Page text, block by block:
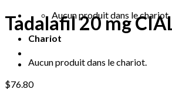
Aucun produit dans le chariot.
Chariot
Aucun produit dans le chariot.
Tadalafil 20 mg
$76.80